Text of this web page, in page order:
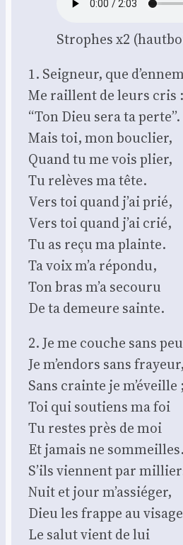
Strophes x2
1. Sei­gneur, que
Me raillent de leurs cris :
“Ton Dieu sera ta perte”.
Mais toi, mon bou­clier,
Quand tu me vois plier,
Tu relèves ma tête.
Vers toi quand j’ai prié,
Vers toi quand j’ai crié,
Tu as reçu ma plainte.
Ta voix m’a répon­du,
Ton bras m’a secou­ru
De ta demeure sainte.
2. Je me couche sans
Je m’endors sans frayeur,
Sans crainte je m’éveille ;
Toi qui sou­tiens ma foi
Tu restes près de moi
Et jamais ne som­meilles.
S’ils viennent par
Nuit et jour m’assiéger,
Dieu les frappe au
Le salut vient de lui